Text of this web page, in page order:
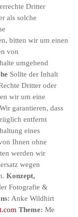
Dritter
als solche
bitten wir um einen
von
umgehend
Sollte der Inhalt
Dritter oder
wir um eine
garantieren, dass
entfernt
eines
Ihnen ohne
werden wir
wegen
Konzept,
Fotografie &
Anke Wildhirt
Theme: Me